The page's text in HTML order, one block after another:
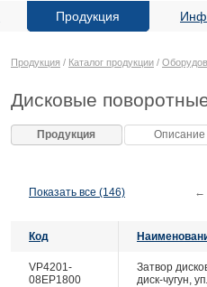
Продукция
Продукция / Каталог продукции /
Дисковые
Продукция Описание
Показать все (146) ←
Код
VP4201-
08EP1800
Затвор
диск-чугун,